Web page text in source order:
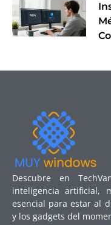
Descubre en
inteligencia artificial,
esencial para estar al
y los gadgets del